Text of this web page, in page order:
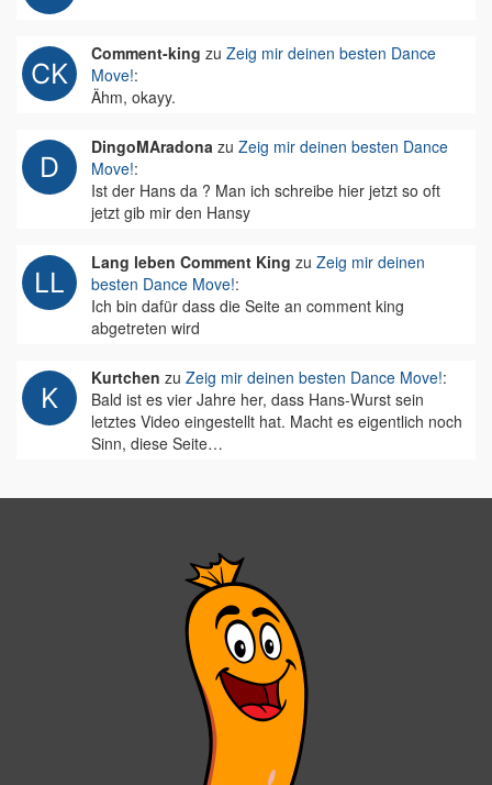
Comment-king zu Zeig mir deinen besten Dance
Move!:
Ähm, okayy.
DingoMAradona zu Zeig mir deinen besten Dance
Move!:
Ist der Hans da ? Man ich schreibe hier jetzt so oft
jetzt gib mir den Hansy
Lang leben Comment King zu Zeig mir deinen
besten Dance Move!:
Ich bin dafür dass die Seite an comment king
abgetreten wird
Kurtchen zu Zeig mir deinen besten Dance Move!:
Bald ist es vier Jahre her, dass Hans-Wurst sein
letztes Video eingestellt hat. Macht es eigentlich noch
Sinn, diese Seite…